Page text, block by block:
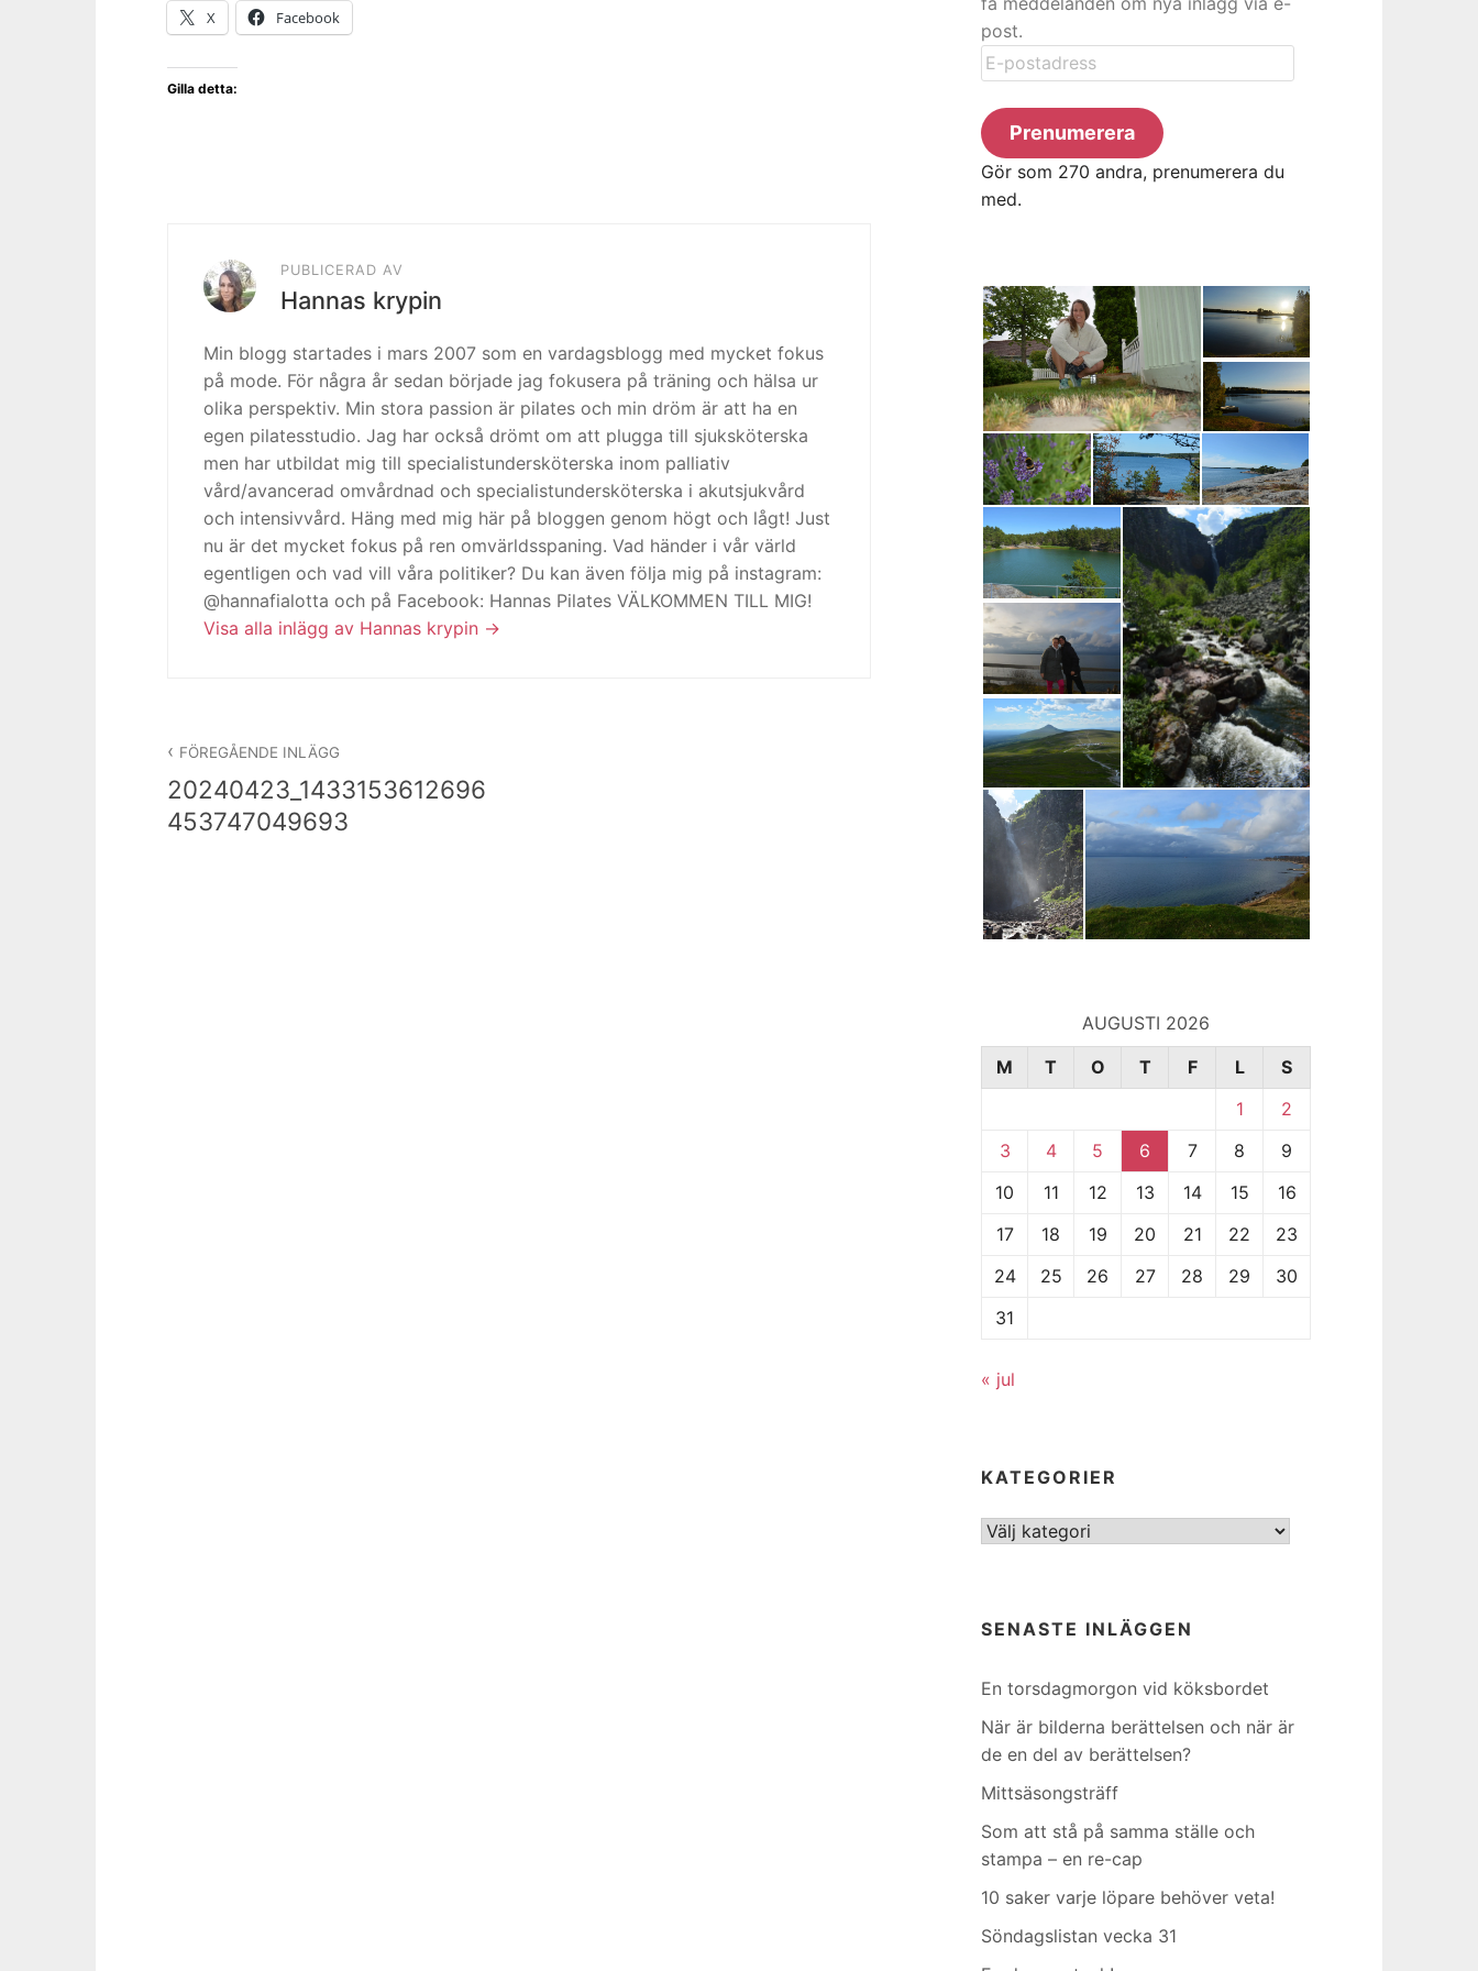
X Facebook
Gilla detta:
PUBLICERAD AV
Hannas krypin
Min blogg startades i mars 2007 som en vardagsblogg med mycket fokus
på mode. För några år sedan började jag fokusera på träning och hälsa ur
olika perspektiv. Min stora passion är pilates och min dröm är att ha en
egen pilatesstudio. Jag har också drömt om att plugga till sjuksköterska
men har utbildat mig till specialistundersköterska inom palliativ
vård/avancerad omvårdnad och specialistundersköterska i akutsjukvård
och intensivvård. Häng med mig här på bloggen genom högt och lågt! Just
nu är det mycket fokus på ren omvärldsspaning. Vad händer i vår värld
egentligen och vad vill våra politiker? Du kan även följa mig på instagram:
@hannafialotta och på Facebook: Hannas Pilates VÄLKOMMEN TILL MIG!
Visa alla inlägg av Hannas krypin
FÖREGÅENDE INLÄGG
20240423_1433153612696
453747049693
post.
E-
postadress
Prenumerera
Gör som 270 andra, prenumerera du
med.
AUGUSTI 2026
M
T O T F L
S
1
2
3
4 5 6 7 8
9
10
11 12 13 14 15
16
17
18 19 20 21 22
23
24
25 26 27 28 29
30
31
« jul
KATEGORIER
Kategorier
SENASTE INLÄGGEN
En torsdagmorgon vid köksbordet
När är bilderna berättelsen och när är
de en del av berättelsen?
Mittsäsongsträff
Som att stå på samma ställe och
stampa – en re-cap
10 saker varje löpare behöver veta!
Söndagslistan vecka 31